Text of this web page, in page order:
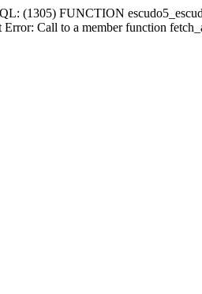
(1305) FUNCTION
Error: Call to a member function